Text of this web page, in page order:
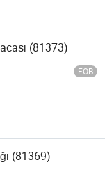
(81373)
FOB
(81369)